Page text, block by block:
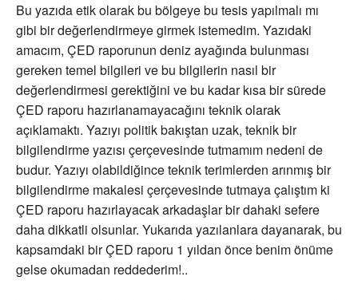
Bu yazıda etik olarak bu bölgeye bu tesis yapılmalı mı
gibi bir değerlendirmeye girmek istemedim. Yazıdaki
amacım, ÇED raporunun deniz ayağında bulunması
gereken temel bilgileri ve bu bilgilerin nasıl bir
değerlendirmesi gerektiğini ve bu kadar kısa bir sürede
ÇED raporu hazırlanamayacağını teknik olarak
açıklamaktı. Yazıyı politik bakıştan uzak, teknik bir
bilgilendirme yazısı çerçevesinde tutmamım nedeni de
budur. Yazıyı olabildiğince teknik terimlerden arınmış bir
bilgilendirme makalesi çerçevesinde tutmaya çalıştım ki
ÇED raporu hazırlayacak arkadaşlar bir dahaki sefere
daha dikkatli olsunlar. Yukarıda yazılanlara dayanarak, bu
kapsamdaki bir ÇED raporu 1 yıldan önce benim önüme
gelse okumadan reddederim!..